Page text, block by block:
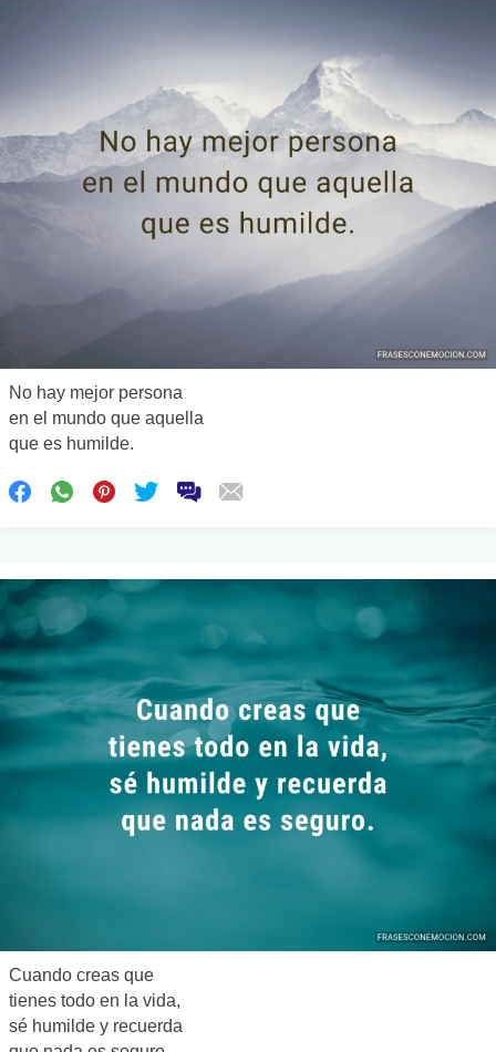
No hay mejor persona
en el mundo que aquella
que es humilde.
Cuando creas que
tienes todo en la vida,
sé humilde y recuerda